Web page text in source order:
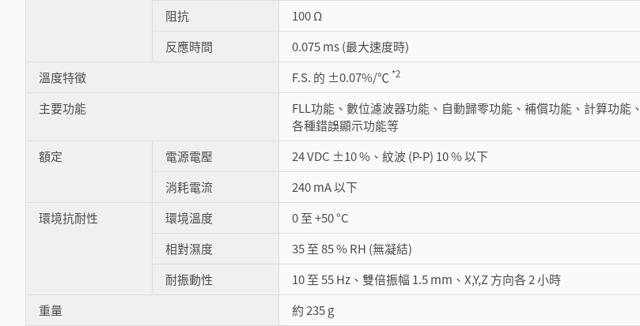
阻抗
100 Ω
反應時間
0.075 ms (最大速度時)
溫度特徵
F.S. 的 ±0.07%/℃ *2
主要功能
FLL功能、數位濾波器功能、自動歸零功能、補償功能、計算功
各種錯誤顯示功能等
額定
電源電壓
24 VDC ±10 %、紋波 (P-P) 10 % 以下
消耗電流
240 mA 以下
環境抗耐性
環境溫度
0 至 +50 °C
相對濕度
35 至 85 % RH (無凝結)
耐振動性
10 至 55 Hz、雙倍振幅 1.5 mm、X,Y,Z 方向各 2 小時
重量
約 235 g